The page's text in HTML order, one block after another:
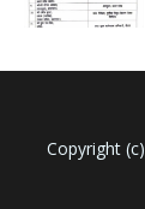
Copyright